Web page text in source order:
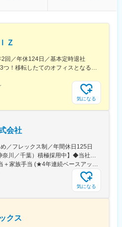
Ｚ
回／年休124日／基本定時退社
気になる
会社
／フレックス制／年間休日125日
気になる
クス